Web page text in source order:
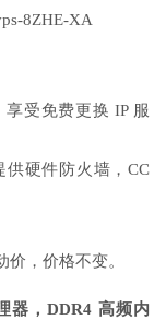
8ZHE-XA
受免费更换 IP 服
硬件防火墙，CC
，价格不变。
器，DDR4 高频内